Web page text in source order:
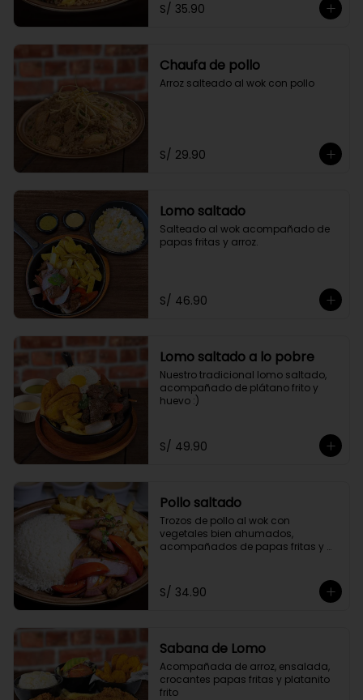
S/ 35.90
Chaufa de pollo
Arroz salteado al wok con pollo
S/ 29.90
Lomo saltado
Salteado al wok acompañado de
papas fritas y arroz.
S/ 46.90
Lomo saltado a lo pobre
Nuestro tradicional lomo saltado,
acompañado de plátano frito y
huevo :)
S/ 49.90
Pollo saltado
Trozos de pollo al wok con
vegetales bien ahumados,
acompañados de papas fritas y
S/ 34.90
Sabana de Lomo
Acompañada de arroz, ensalada,
crocantes papas fritas y platanito
frito